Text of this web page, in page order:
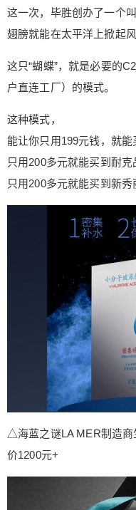
这一次，毕胜创办了一个
翅膀就能在太平洋上掀起风
这只“蝴蝶”，就是必要的
户直连工厂）的模式。
这种模式，
能让你只用199元钱，就能
只用200多元就能买到耐克
只用200多元就能买到新秀
△海蓝之谜LA MER制造商
价1200元+
到奢侈品品质。 △只
质的护肤品 就连财经
镜、衬衫的口碑传播
式，在为中央经济工
咖吴晓波也在脱口秀
西，如果觉得不好，
今，这只“蝴蝶”已经
统制造业的风暴。 不
巷， 才念叨千金难